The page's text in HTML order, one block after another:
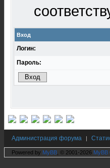
Вход
Логин:
Пароль:
Администрация форума |
Powered by MyBB , © 2001-2026 MyBB